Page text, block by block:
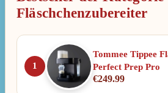
Fläschchenzubereiter
1
Tommee Tippee
Perfect Prep Pro
€249.99